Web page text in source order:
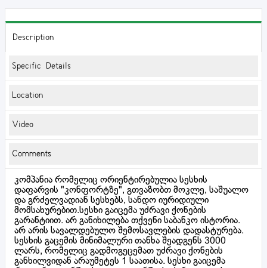
Description
Specific Details
Location
Video
Comments
კომპანია რომელიც ორიენტირებულია სესხის
დაფარვის "კონფორტზე", გთვაზობთ მოკლე, საშუალო
და გრძელვადიან სესხებს, სანდო იურიდიული
მომსახურებით.სესხი გაიცემა უძრავი ქონების
გარანტიით. არ განიხილება თქვენი საბანკო ისტორია.
არ არის სავალდებულო შემოსავლების დადასტურება.
სესხის გაცემის მინიმალური თანხა შეადგენს 3000
ლარს, რომელიც გადმოგეცემათ უძრავი ქონების
განხილვიდან არაუმეტეს 1 საათისა. სესხი გაიცემა